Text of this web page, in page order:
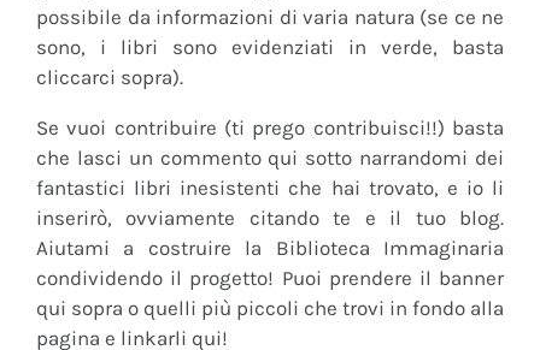
possibile da informazioni di varia natura (se ce ne
sono, i libri sono evidenziati in verde, basta
cliccarci sopra).
Se vuoi contribuire (ti prego contribuisci!!) basta
che lasci un commento qui sotto narrandomi dei
fantastici libri inesistenti che hai trovato, e io li
inserirò, ovviamente citando te e il tuo blog.
Aiutami a costruire la Biblioteca Immaginaria
condividendo il progetto! Puoi prendere il banner
qui sopra o quelli più piccoli che trovi in fondo alla
pagina e linkarli qui!